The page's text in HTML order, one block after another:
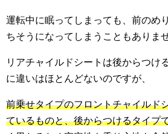
運転中に眠ってしまっても、前のめ
ちそうになってしまうこともありませ
リアチャイルドシートは後からつけ
に違いはほとんどないのですが、
前乗せタイプのフロントチャイルド
ているものと、後からつけるタイプ